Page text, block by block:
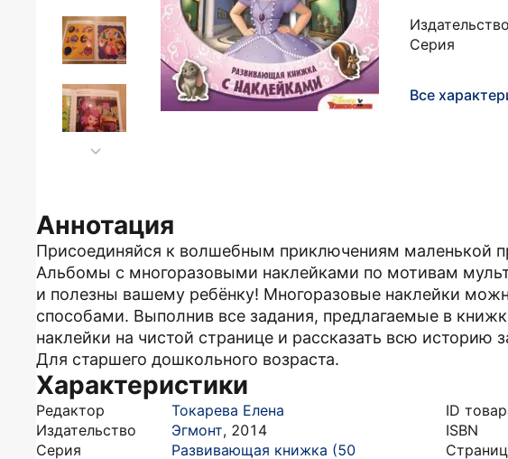
Издательство
Серия
Все
Аннотация
Присоединяйся к волшебным приключениям маленькой
Альбомы с многоразовыми наклейками по мотивам
и полезны вашему ребёнку! Многоразовые наклейки
способами. Выполнив все задания, предлагаемые в
наклейки на чистой странице и рассказать всю историю
Для старшего дошкольного возраста.
Характеристики
Редактор
Токарева Елена
Издательство
Эгмонт, 2014
Серия
Развивающая книжка (50
ID
ISBN
Страниц